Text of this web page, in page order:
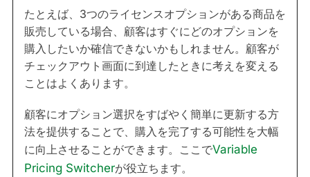
たとえば、3つのライセンスオプションがある商品を
販売している場合、顧客はすぐにどのオプションを
購入したいか確信できないかもしれません。顧客が
チェックアウト画面に到達したときに考えを変える
ことはよくあります。
顧客にオプション選択をすばやく簡単に更新する方
法を提供することで、購入を完了する可能性を大幅
に向上させることができます。ここでVariable
Pricing Switcherが役立ちます。